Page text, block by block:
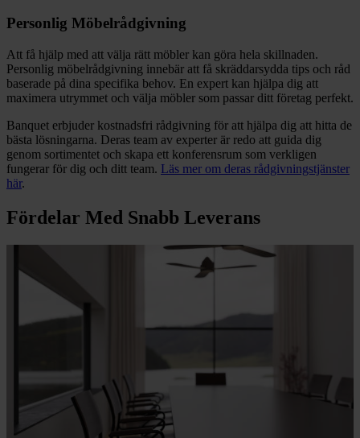
Personlig Möbelrådgivning
Att få hjälp med att välja rätt möbler kan göra hela skillnaden.
Personlig möbelrådgivning innebär att få skräddarsydda tips och råd
baserade på dina specifika behov. En expert kan hjälpa dig att
maximera utrymmet och välja möbler som passar ditt företag perfekt.
Banquet erbjuder kostnadsfri rådgivning för att hjälpa dig att hitta de
bästa lösningarna. Deras team av experter är redo att guida dig
genom sortimentet och skapa ett konferensrum som verkligen
fungerar för dig och ditt team. Läs mer om deras rådgivningstjänster
här.
Fördelar Med Snabb Leverans